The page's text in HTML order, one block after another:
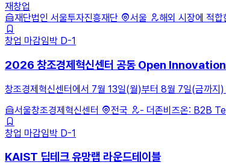
재창업
재단법인 서울투자진흥재단
서울
해외 시장에 적
창업 마감임박 D-1
2026 창조경제혁신센터 공동 Open Innovation
창조경제혁신센터에서 7월 13일(월)부터 8월 7일(금까
서울창조경제혁신센터
전국
- 더존비즈온: B2B
창업 마감임박 D-1
KAIST 딥테크 유망랩 라운드테이블